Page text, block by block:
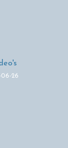
06-26